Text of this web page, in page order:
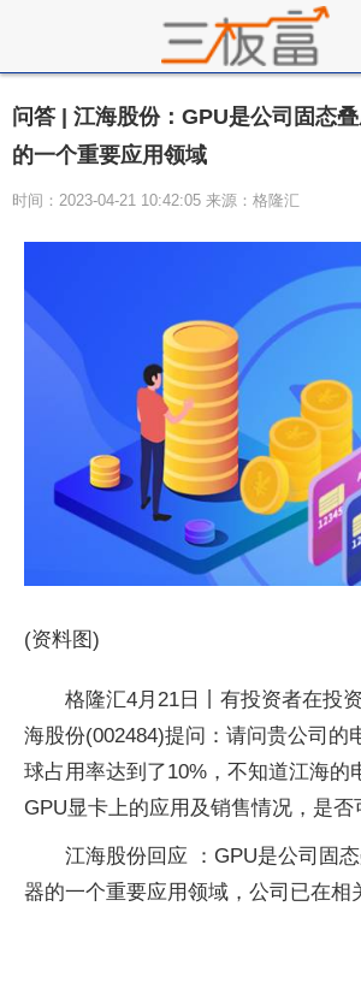
问答 | 江海股份：GPU是公司固态
的一个重要应用领域
时间：2023-04-21 10:42:05 来源：格隆汇
(资料图)
格隆汇4月21日丨有投资者在投
海股份(002484)提问：请问贵公司的
球占用率达到了10%，不知道江海的
GPU显卡上的应用及销售情况，是否
江海股份回应 ：GPU是公司固
器的一个重要应用领域，公司已在相